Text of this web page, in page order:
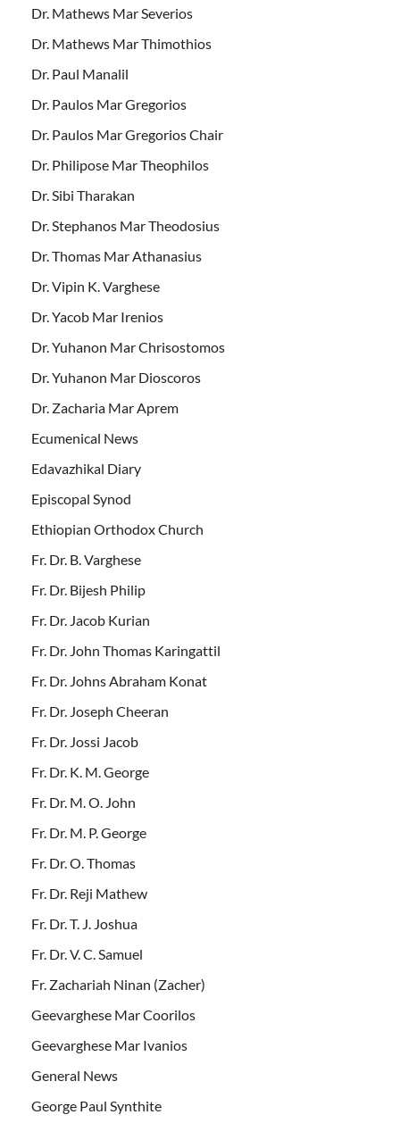
Dr. Mathews Mar Severios
Dr. Mathews Mar Thimothios
Dr. Paul Manalil
Dr. Paulos Mar Gregorios
Dr. Paulos Mar Gregorios Chair
Dr. Philipose Mar Theophilos
Dr. Sibi Tharakan
Dr. Stephanos Mar Theodosius
Dr. Thomas Mar Athanasius
Dr. Vipin K. Varghese
Dr. Yacob Mar Irenios
Dr. Yuhanon Mar Chrisostomos
Dr. Yuhanon Mar Dioscoros
Dr. Zacharia Mar Aprem
Ecumenical News
Edavazhikal Diary
Episcopal Synod
Ethiopian Orthodox Church
Fr. Dr. B. Varghese
Fr. Dr. Bijesh Philip
Fr. Dr. Jacob Kurian
Fr. Dr. John Thomas Karingattil
Fr. Dr. Johns Abraham Konat
Fr. Dr. Joseph Cheeran
Fr. Dr. Jossi Jacob
Fr. Dr. K. M. George
Fr. Dr. M. O. John
Fr. Dr. M. P. George
Fr. Dr. O. Thomas
Fr. Dr. Reji Mathew
Fr. Dr. T. J. Joshua
Fr. Dr. V. C. Samuel
Fr. Zachariah Ninan (Zacher)
Geevarghese Mar Coorilos
Geevarghese Mar Ivanios
General News
George Paul Synthite